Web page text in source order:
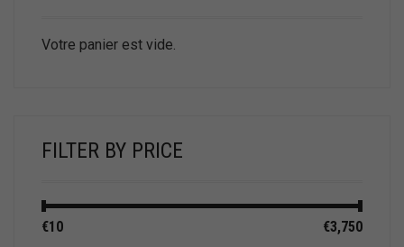
Votre panier est vide.
FILTER BY PRICE
Prix
Prix
€10 €3,750